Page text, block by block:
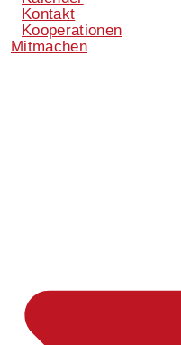
Kontakt
Kooperationen
Mitmachen